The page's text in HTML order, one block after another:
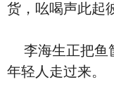
货，吆喝声此起
李海生正把鱼
年轻人走过来。